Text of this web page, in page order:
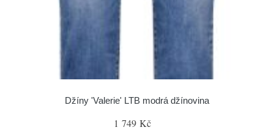
Džíny 'Valerie' LTB modrá džínovina
1 749 Kč